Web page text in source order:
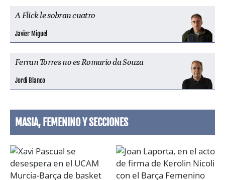
A Flick le sobran cuatro
Javier Miguel
Ferran Torres no es Romario da Souza
Jordi Blanco
MASIA, FEMENINO Y SECCIONES